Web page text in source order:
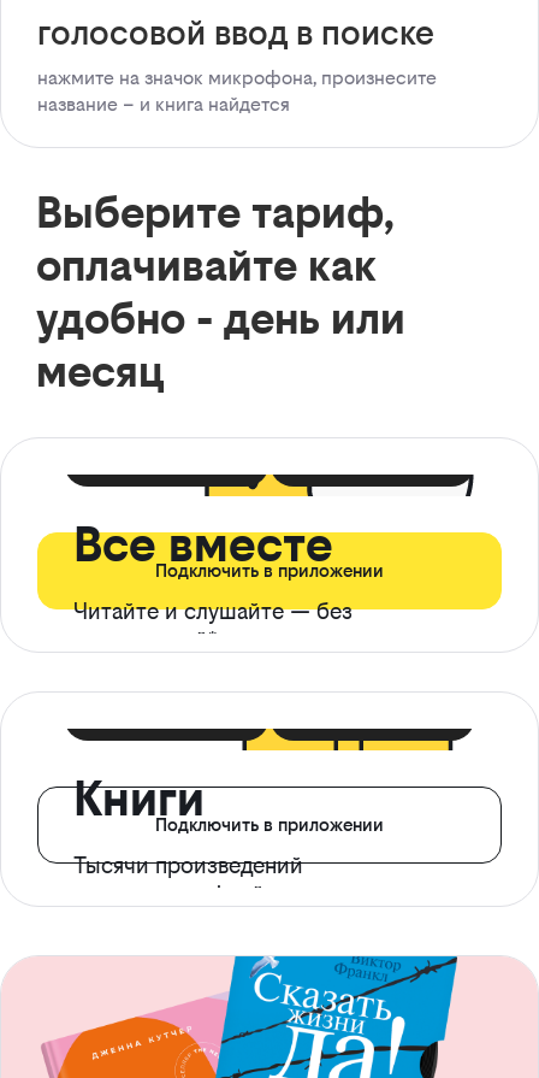
голосовой ввод в поиске
нажмите на значок микрофона, произнесите
название – и книга найдется
Выберите тариф,
оплачивайте как
удобно - день или
месяц
Все вместе
Читайте и слушайте — без
ограничений*
Подключить в приложении
Книги
Тысячи произведений
с доступом офлайн
Подключить в приложении